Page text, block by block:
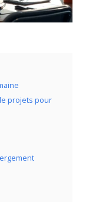
projets pour